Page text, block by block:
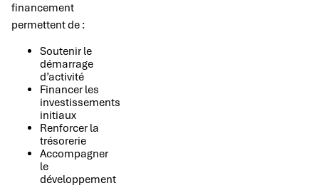
financement
permettent de :
Soutenir le
démarrage
d’activité
Financer les
investissements
initiaux
Renforcer la
trésorerie
Accompagner
le
développement